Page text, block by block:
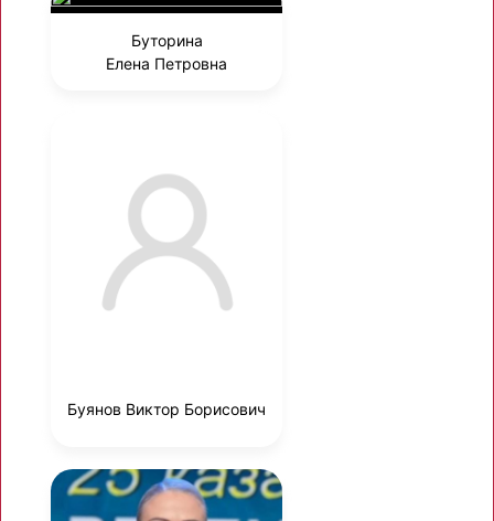
Буторина
Елена Петровна
Буянов Виктор Борисович